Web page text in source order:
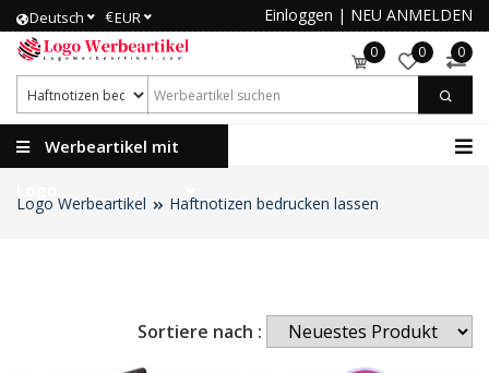
Deutsch €EUR Einloggen | NEU ANMELDEN
0 0 0
Werbeartikel mit
Logo Werbeartikel Haftnotizen bedrucken lassen
Sortiere nach :